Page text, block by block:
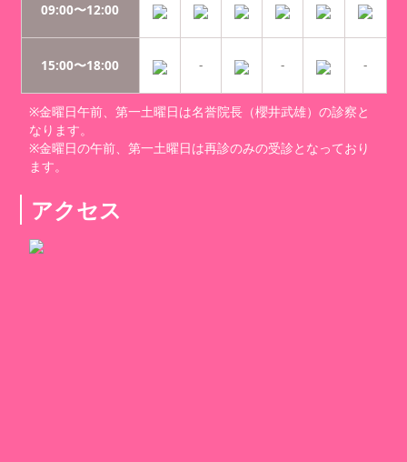
09:00〜12:00
15:00〜18:00 - - -
※金曜日午前、第一土曜日は名誉院長（櫻井武雄）の診察と
なります。
※金曜日の午前、第一土曜日は再診のみの受診となっており
ます。
アクセス